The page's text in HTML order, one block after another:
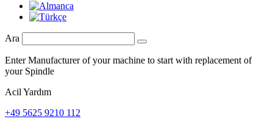
Ara
Enter Manufacturer of your machine to start with replacement of
your Spindle
Acil Yardım
+49 5625 9210 112